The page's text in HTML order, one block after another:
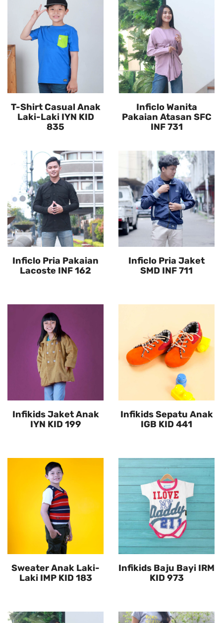
T-Shirt Casual Anak
Laki-Laki IYN KID
835
Inficlo Wanita
Pakaian Atasan SFC
INF 731
Inficlo Pria Pakaian
Lacoste INF 162
Inficlo Pria Jaket
SMD INF 711
Infikids Jaket Anak
IYN KID 199
Infikids Sepatu Anak
IGB KID 441
Sweater Anak Laki-
Laki IMP KID 183
Infikids Baju Bayi IRM
KID 973